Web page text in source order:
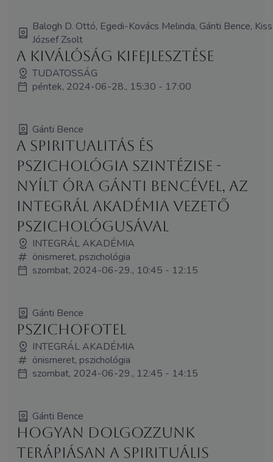
Balogh D. Ottó, Egedi-Kovács Melinda, Gánti Bence, Kiss
József Zsolt
A kiválóság kifejlesztése
TUDATOSSÁG
péntek, 2024-06-28., 15:30 - 17:00
Gánti Bence
A spiritualitás és
pszichológia szintézise -
Nyílt Óra Gánti Bencével, az
Integrál Akadémia vezető
pszichológusával
INTEGRÁL AKADÉMIA
önismeret, pszichológia
szombat, 2024-06-29., 10:45 - 12:15
Gánti Bence
Pszichofotel
INTEGRÁL AKADÉMIA
önismeret, pszichológia
szombat, 2024-06-29., 12:45 - 14:15
Gánti Bence
Hogyan dolgozzunk
terápiásan a spirituális